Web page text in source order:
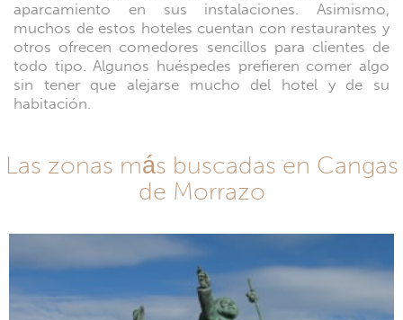
aparcamiento en sus instalaciones. Asimismo,
muchos de estos hoteles cuentan con restaurantes y
otros ofrecen comedores sencillos para clientes de
todo tipo. Algunos huéspedes prefieren comer algo
sin tener que alejarse mucho del hotel y de su
habitación.
Las zonas más buscadas en Cangas
de Morrazo